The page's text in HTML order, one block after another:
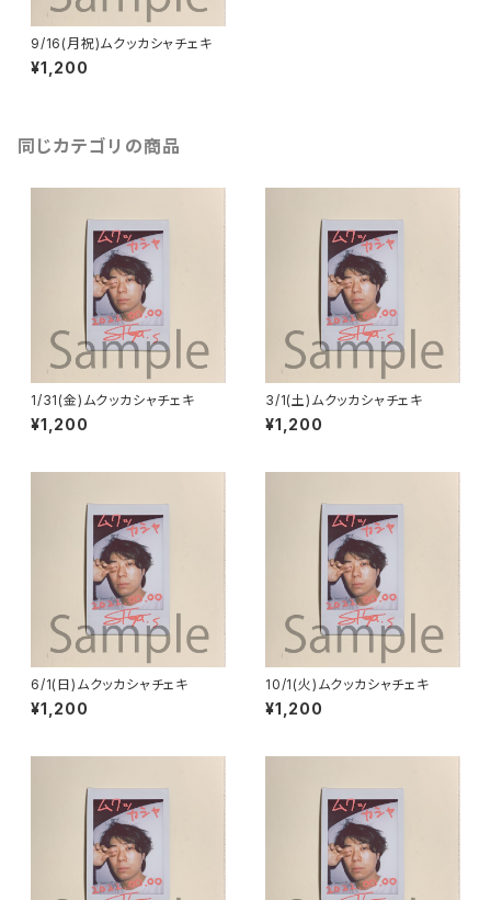
9/16(月祝)ムクッカシャチェキ
¥1,200
同じカテゴリの商品
1/31(金)ムクッカシャチェキ
¥1,200
3/1(土)ムクッカシャチェキ
¥1,200
6/1(日)ムクッカシャチェキ
¥1,200
10/1(火)ムクッカシャチェキ
¥1,200